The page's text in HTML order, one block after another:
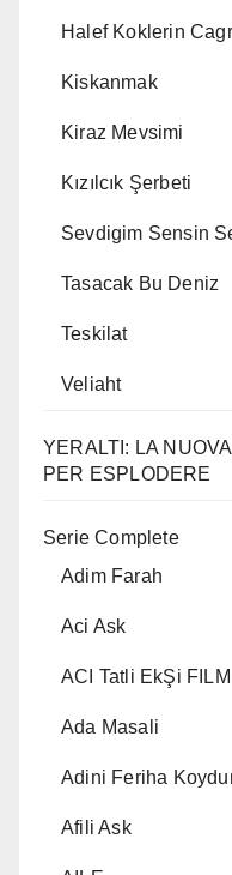
Halef Koklerin
Kiskanmak
Kiraz Mevsimi
Kızılcık Şerbeti
Sevdigim Sensin
Tasacak Bu Deniz
Teskilat
Veliaht
YERALTI: LA
PER ESPLODERE
Serie Complete
Adim Farah
Aci Ask
ACI Tatli EkŞi FILM
Ada Masali
Adini Feriha
Afili Ask